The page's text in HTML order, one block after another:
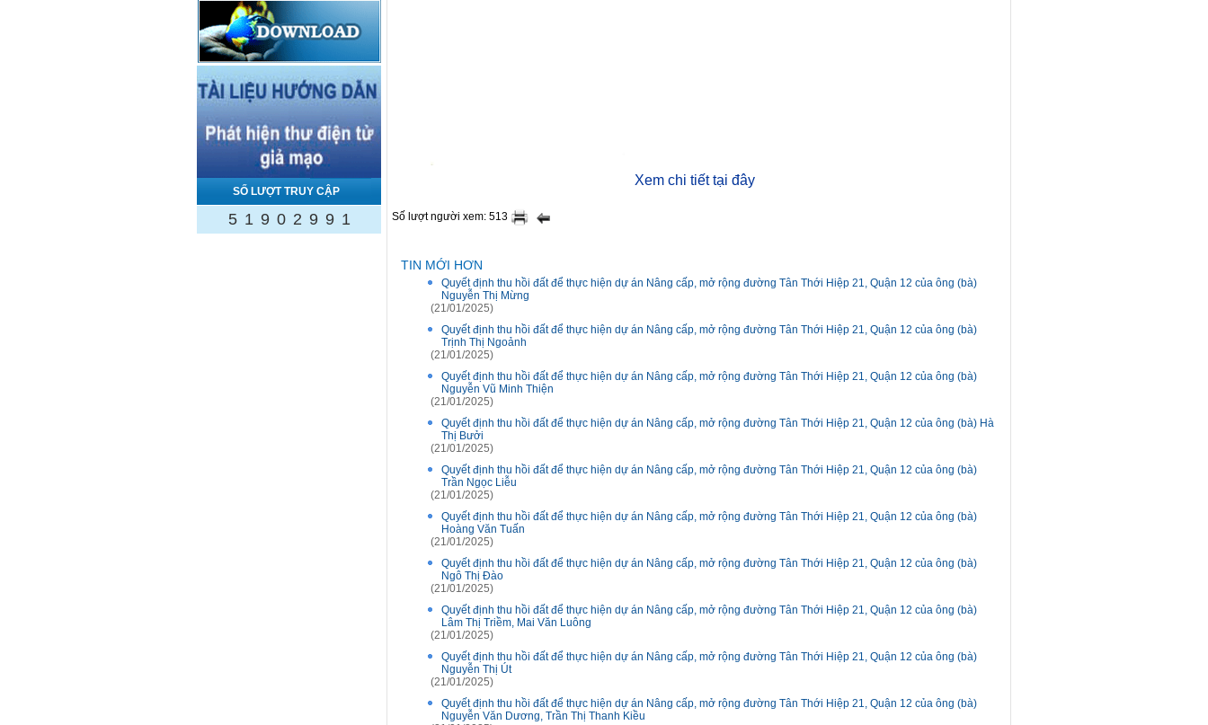
SỐ LƯỢT TRUY CẬP
5 1 9 0 2 9 9 1
Xem chi tiết tại đây
Số lượt người xem: 513
TIN MỚI HƠN
Quyết định thu hồi đất để thực hiện dự án Nâng cấp, mở rộng đường Tân Thới Hiệp 21, Quận 12 của ông (bà)
Nguyễn Thị Mừng
(21/01/2025)
Quyết định thu hồi đất để thực hiện dự án Nâng cấp, mở rộng đường Tân Thới Hiệp 21, Quận 12 của ông (bà)
Trịnh Thị Ngoảnh
(21/01/2025)
Quyết định thu hồi đất để thực hiện dự án Nâng cấp, mở rộng đường Tân Thới Hiệp 21, Quận 12 của ông (bà)
Nguyễn Vũ Minh Thiện
(21/01/2025)
Quyết định thu hồi đất để thực hiện dự án Nâng cấp, mở rộng đường Tân Thới Hiệp 21, Quận 12 của ông (bà) Hà
Thị Bưởi
(21/01/2025)
Quyết định thu hồi đất để thực hiện dự án Nâng cấp, mở rộng đường Tân Thới Hiệp 21, Quận 12 của ông (bà)
Trần Ngọc Liễu
(21/01/2025)
Quyết định thu hồi đất để thực hiện dự án Nâng cấp, mở rộng đường Tân Thới Hiệp 21, Quận 12 của ông (bà)
Hoàng Văn Tuấn
(21/01/2025)
Quyết định thu hồi đất để thực hiện dự án Nâng cấp, mở rộng đường Tân Thới Hiệp 21, Quận 12 của ông (bà)
Ngô Thị Đào
(21/01/2025)
Quyết định thu hồi đất để thực hiện dự án Nâng cấp, mở rộng đường Tân Thới Hiệp 21, Quận 12 của ông (bà)
Lâm Thị Triềm, Mai Văn Luông
(21/01/2025)
Quyết định thu hồi đất để thực hiện dự án Nâng cấp, mở rộng đường Tân Thới Hiệp 21, Quận 12 của ông (bà)
Nguyễn Thị Út
(21/01/2025)
Quyết định thu hồi đất để thực hiện dự án Nâng cấp, mở rộng đường Tân Thới Hiệp 21, Quận 12 của ông (bà)
Nguyễn Văn Dương, Trần Thị Thanh Kiều